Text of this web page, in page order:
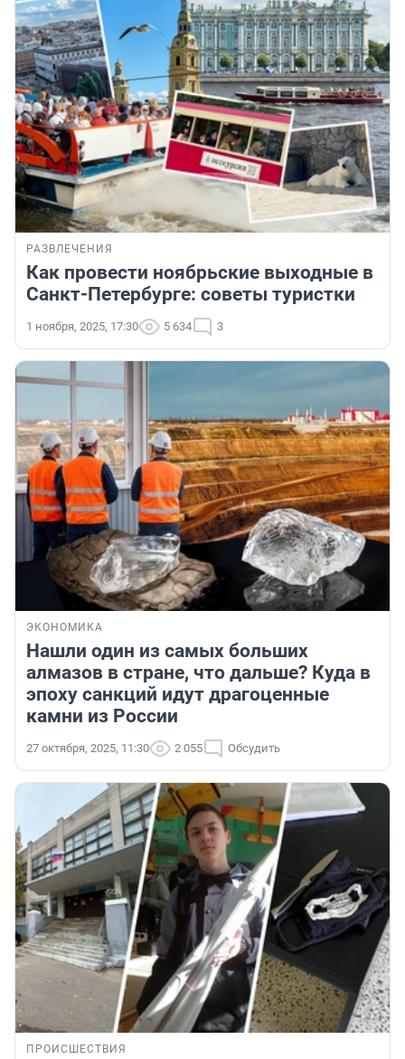
РАЗВЛЕЧЕНИЯ
Как провести ноябрьские выходные в
Санкт-Петербурге: советы туристки
1 ноября, 2025, 17:30 5 634 3
ЭКОНОМИКА
Нашли один из самых больших
алмазов в стране, что дальше? Куда в
эпоху санкций идут драгоценные
камни из России
27 октября, 2025, 11:30 2 055 Обсудить
ПРОИСШЕСТВИЯ